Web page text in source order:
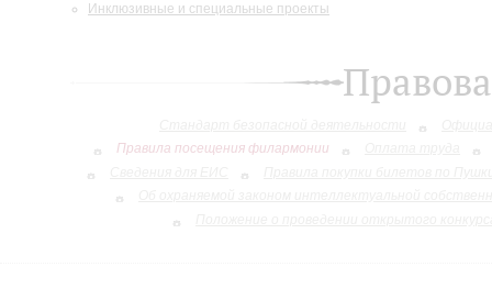
Инклюзивные и специальные проекты
Правила посещения филармонии